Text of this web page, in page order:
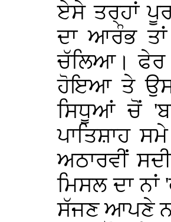
ਏਸੇ ਤਰ੍ਹਾਂ
ਦਾ ਆਰੰਭ ਤਾਂ
ਚੱਲਿਆ। ਫੇਰ
ਹੋਇਆ ਤੇ ਉਸ
ਸਿਧੂਆਂ ਚੋਂ
ਪਾਤਿਸ਼ਾਹ
ਅਠਾਰਵੀਂ
ਮਿਸਲ ਦਾ
ਸੱਜਣ ਆਪਣੇ